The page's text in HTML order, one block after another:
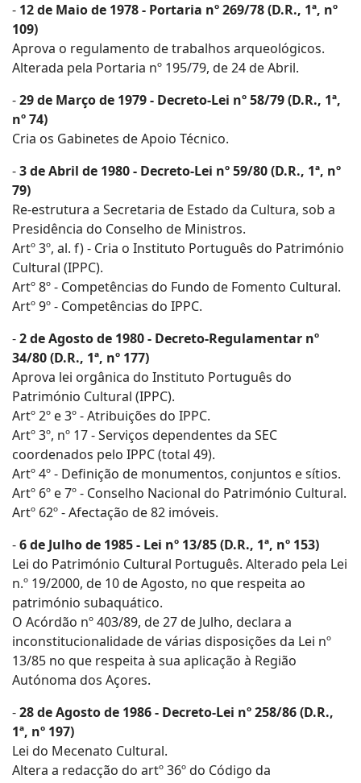
- 12 de Maio de 1978 - Portaria nº 269/78 (D.R., 1ª, nº
109)
Aprova o regulamento de trabalhos arqueológicos.
Alterada pela Portaria nº 195/79, de 24 de Abril.
-29 de Março de 1979 - Decreto-Lei nº 58/79 (D.R., 1ª,
nº 74)
Cria os Gabinetes de Apoio Técnico.
-3 de Abril de 1980 - Decreto-Lei nº 59/80 (D.R., 1ª, nº
79)
Re-estrutura a Secretaria de Estado da Cultura, sob a
Presidência do Conselho de Ministros.
Artº 3º, al. f) - Cria o Instituto Português do Património
Cultural (IPPC).
Artº 8º - Competências do Fundo de Fomento Cultural.
Artº 9º - Competências do IPPC.
-2 de Agosto de 1980 - Decreto-Regulamentar nº
34/80 (D.R., 1ª, nº 177)
Aprova lei orgânica do Instituto Português do
Património Cultural (IPPC).
Artº 2º e 3º - Atribuições do IPPC.
Artº 3º, nº 17 - Serviços dependentes da SEC
coordenados pelo IPPC (total 49).
Artº 4º - Definição de monumentos, conjuntos e sítios.
Artº 6º e 7º - Conselho Nacional do Património Cultural.
Artº 62º - Afectação de 82 imóveis.
-6 de Julho de 1985 - Lei nº 13/85 (D.R., 1ª, nº 153)
Lei do Património Cultural Português. Alterado pela Lei
n.º 19/2000, de 10 de Agosto, no que respeita ao
património subaquático.
O Acórdão nº 403/89, de 27 de Julho, declara a
inconstitucionalidade de várias disposições da Lei nº
13/85 no que respeita à sua aplicação à Região
Autónoma dos Açores.
-28 de Agosto de 1986 - Decreto-Lei nº 258/86 (D.R.,
1ª, nº 197)
Lei do Mecenato Cultural.
Altera a redacção do artº 36º do Código da